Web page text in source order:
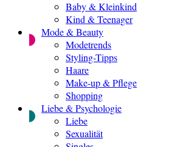
Baby & Kleinkind
Kind & Teenager
Mode & Beauty
Modetrends
Styling-Tipps
Haare
Make-up & Pflege
Shopping
Liebe & Psychologie
Liebe
Sexualität